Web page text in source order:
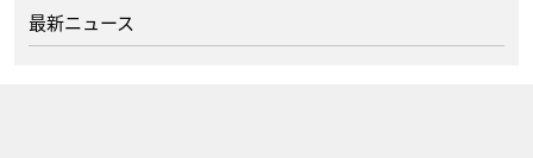
最新ニュース